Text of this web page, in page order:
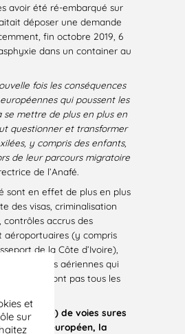
et
sur
avoir été ré-embarqué sur
déposer une demande
fin octobre 2019, 6
dans un container au
fois les conséquences
qui poussent les
mettre de plus en plus en
questionner et transformer
y compris des enfants,
de leur parcours migratoire
de l’Anafé.
sont en effet de plus en plus
des visas, criminalisation
contrôles accrus des
aéroportuaires (y compris
de la Côte d’Ivoire),
compagnies aériennes qui
qui n’ont pas tous les
trop peu) de voies sures
et européen, la